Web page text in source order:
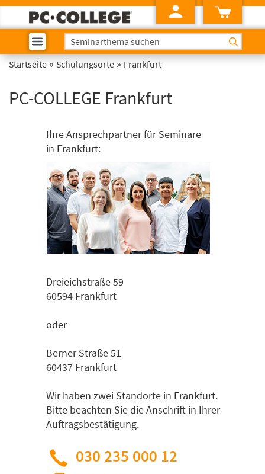
Startseite » Schulungsorte » Frankfurt
PC-COLLEGE Frankfurt
Ihre Ansprechpartner für Seminare
in Frankfurt:
Dreieichstraße 59
60594 Frankfurt
oder
Berner Straße 51
60437 Frankfurt
Wir haben zwei Standorte in Frankfurt.
Bitte beachten Sie die Anschrift in Ihrer
Auftragsbestätigung.
030 235 000 12